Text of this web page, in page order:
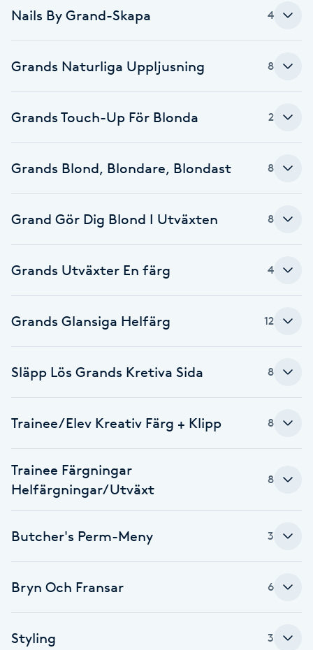
Babylights
Balayage
Barber
BIAB
Bottenfärg
Brynfärgning
Brynplockning
C
Celluliter
Color correction
Nails By Grand-Skapa 4
Grands Naturliga Uppljusning 8
Grands Touch-Up För Blonda 2
Grands Blond, Blondare, Blondast 8
Grand Gör Dig Blond I Utväxten 8
Grands Utväxter En färg 4
Grands Glansiga Helfärg 12
Släpp Lös Grands Kretiva Sida 8
Trainee/Elev Kreativ Färg + Klipp 8
Trainee Färgningar
Helfärgningar/Utväxt
8
Butcher's Perm-Meny 3
Bryn Och Fransar 6
Styling 3